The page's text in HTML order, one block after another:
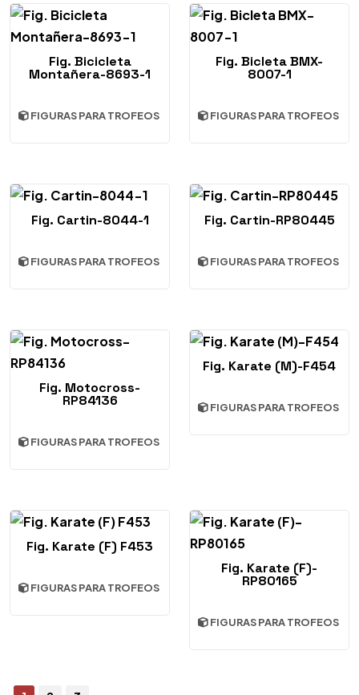
Fig. Bicicleta
Montañera-8693-1
FIGURAS PARA TROFEOS
Fig. Bicleta BMX-
8007-1
FIGURAS PARA TROFEOS
Fig. Cartin-8044-1
FIGURAS PARA TROFEOS
Fig. Cartin-RP80445
FIGURAS PARA TROFEOS
Fig. Motocross-
RP84136
FIGURAS PARA TROFEOS
Fig. Karate (M)-F454
FIGURAS PARA TROFEOS
Fig. Karate (F) F453
FIGURAS PARA TROFEOS
Fig. Karate (F)-
RP80165
FIGURAS PARA TROFEOS